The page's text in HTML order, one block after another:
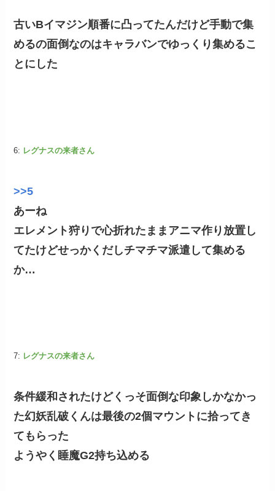
古いBイマジン順番に凸ってたんだけど手動で集
めるの面倒なのはキャラバンでゆっくり集めるこ
とにした
6: レグナスの来者さん
>>5
あーね
エレメント狩りで心折れたままアニマ作り放置し
てたけどせっかくだしチマチマ派遣して集める
か…
7: レグナスの来者さん
条件緩和されたけどくっそ面倒な印象しかなかっ
た幻妖乱破くんは最後の2個マウントに拾ってき
てもらった
ようやく睡魔G2持ち込める